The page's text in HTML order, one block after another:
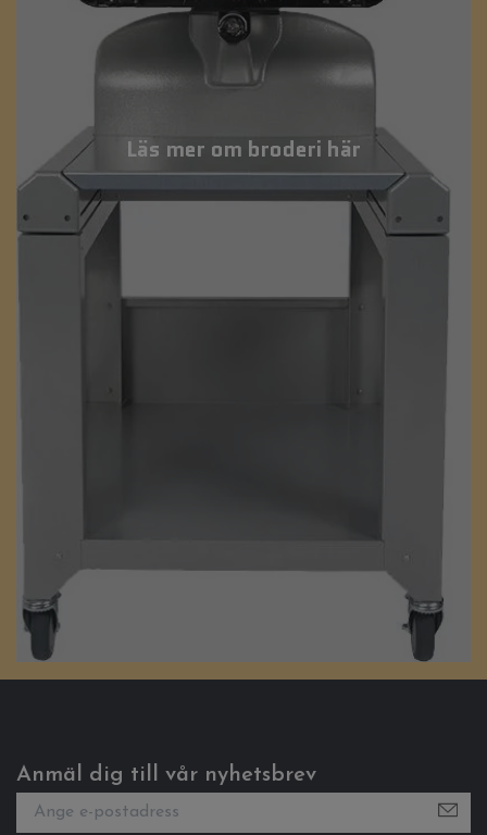
Läs mer om broderi här
Anmäl dig till vår nyhetsbrev